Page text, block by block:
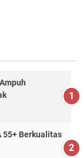
55+ Berkualitas